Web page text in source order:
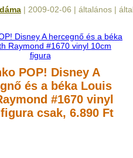
| 2009-02-06 | általános |
POP! Disney A
és a béka Louis
#1670 vinyl
csak, 6.890 Ft